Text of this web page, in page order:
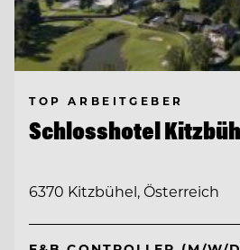
TOP ARBEITGEBER
Schlosshotel
6370 Kitzbühel, Österreich